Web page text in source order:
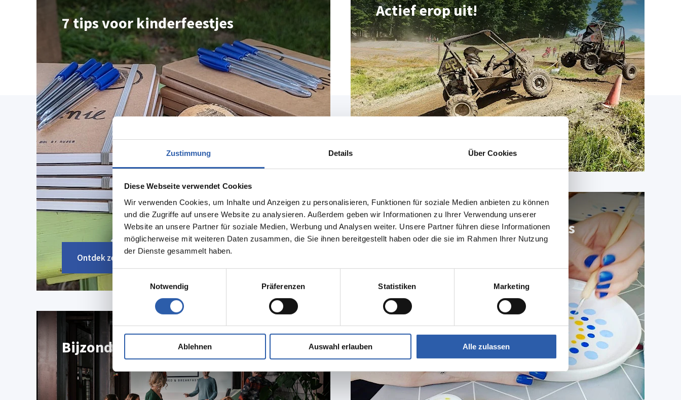
Zustimmung Details Über Cookies
Diese Webseite verwendet Cookies
Wir verwenden Cookies, um Inhalte und Anzeigen zu personalisieren, Funktionen für soziale Medien anbieten zu können
und die Zugriffe auf unsere Website zu analysieren. Außerdem geben wir Informationen zu Ihrer Verwendung unserer
Website an unsere Partner für soziale Medien, Werbung und Analysen weiter. Unsere Partner führen diese Informationen
möglicherweise mit weiteren Daten zusammen, die Sie ihnen bereitgestellt haben oder die sie im Rahmen Ihrer Nutzung
der Dienste gesammelt haben.
Einwilligungsauswahl
Notwendig
Präferenzen Statistiken Marketing
Ablehnen Auswahl erlauben Alle zulassen
7 tips voor kinderfeestjes
Ontdek ze hier
Bijzondere vergaderlocaties
Actief erop uit!
Vind je actieve uitje
Ontdek de leukste workshops